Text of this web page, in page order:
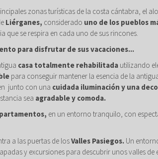
zonas turísticas de la costa cántabra, el
Liérganes, considerado uno de los pueblos
que se respira en cada uno de sus rincones.
para disfrutar de sus vacaciones...
casa totalmente rehabilitada utilizando
para conseguir mantener la esencia de la
junto con una cuidada iluminación y una
sea agradable y comoda.
en un entorno tranquilo, con
a las puertas de losValles Pasiegos. Un
y excursiones para descubrir unos valles de